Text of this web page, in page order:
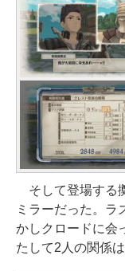
そして登場する
ミラーだった。ラ
かしクロードに
たして2人の関係は